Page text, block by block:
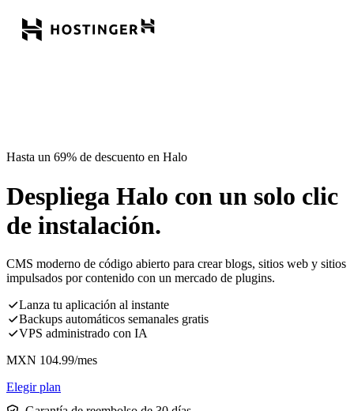
Hasta un 69% de descuento en Halo
Despliega Halo con un solo clic
de instalación.
CMS moderno de código abierto para crear blogs, sitios web y sitios
impulsados por contenido con un mercado de plugins.
Lanza tu aplicación al instante
Backups automáticos semanales gratis
VPS administrado con IA
MXN 104.99/mes
Elegir plan